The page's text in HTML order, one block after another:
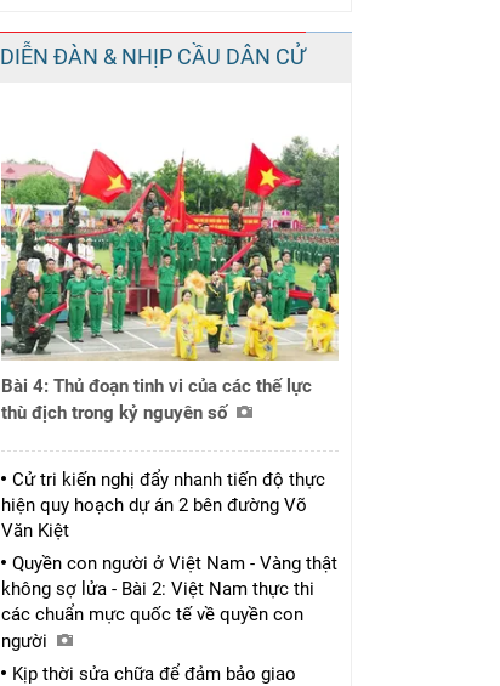
DIỄN ĐÀN & NHỊP CẦU DÂN CỬ
Bài 4: Thủ đoạn tinh vi của các thế lực
thù địch trong kỷ nguyên số
Cử tri kiến nghị đẩy nhanh tiến độ thực
hiện quy hoạch dự án 2 bên đường Võ
Văn Kiệt
Quyền con người ở Việt Nam - Vàng thật
không sợ lửa - Bài 2: Việt Nam thực thi
các chuẩn mực quốc tế về quyền con
người
Kịp thời sửa chữa để đảm bảo giao